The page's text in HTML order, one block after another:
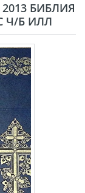
БИБЛИЯ
Ч/Б ИЛЛ